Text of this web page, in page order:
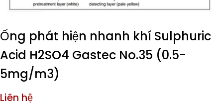
Ống phát hiện nhanh khí Sulphuric
Acid H2SO4 Gastec No.35 (0.5-
5mg/m3)
Liên hệ